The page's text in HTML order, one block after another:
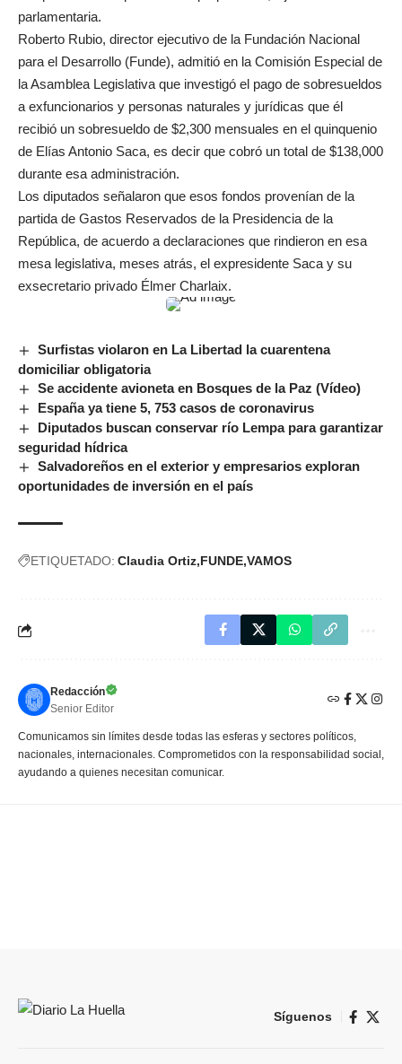
parlamentaria.
Roberto Rubio, director ejecutivo de la Fundación Nacional
para el Desarrollo (Funde), admitió en la Comisión Especial de
la Asamblea Legislativa que investigó el pago de sobresueldos
a exfuncionarios y personas naturales y jurídicas que él
recibió un sobresueldo de $2,300 mensuales en el quinquenio
de Elías Antonio Saca, es decir que cobró un total de $138,000
durante esa administración.
Los diputados señalaron que esos fondos provenían de la
partida de Gastos Reservados de la Presidencia de la
República, de acuerdo a declaraciones que rindieron en esa
mesa legislativa, meses atrás, el expresidente Saca y su
exsecretario privado Élmer Charlaix.
Surfistas violaron en La Libertad la cuarentena
domiciliar obligatoria
Se accidente avioneta en Bosques de la Paz (Vídeo)
España ya tiene 5, 753 casos de coronavirus
Diputados buscan conservar río Lempa para garantizar
seguridad hídrica
Salvadoreños en el exterior y empresarios exploran
oportunidades de inversión en el país
ETIQUETADO: Claudia Ortiz FUNDE VAMOS
Redacción
Senior Editor
Comunicamos sin límites desde todas las esferas y sectores políticos,
nacionales, internacionales. Comprometidos con la responsabilidad social,
ayudando a quienes necesitan comunicar.
Síguenos